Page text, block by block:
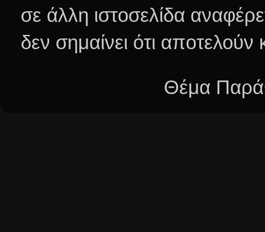
σε άλλη ιστοσελίδα
δεν σημαίνει ότι
Θέμα